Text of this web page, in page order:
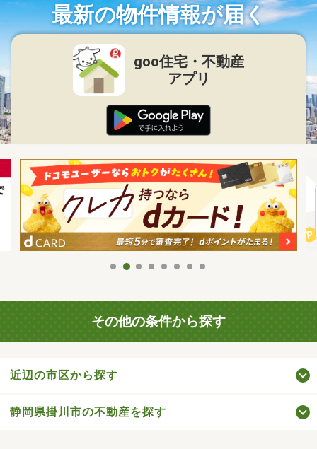
最新の物件情報が届く
goo住宅・不動産
アプリ
その他の条件から探す
近辺の市区から探す
静岡県掛川市の不動産を探す